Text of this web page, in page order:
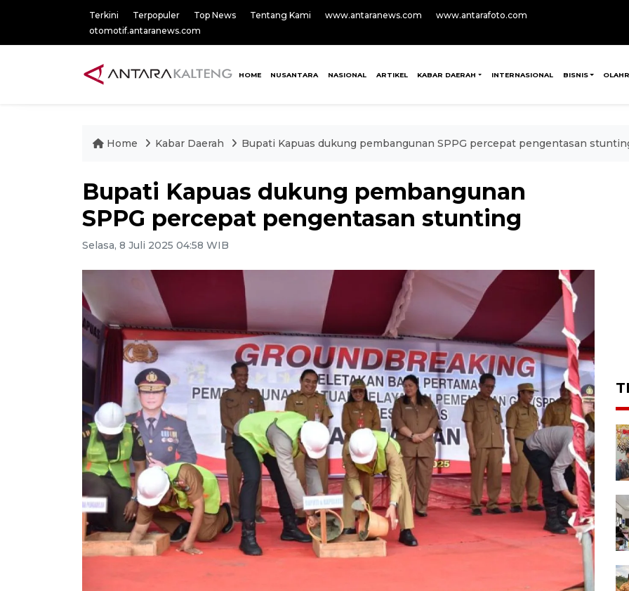
Terkini Terpopuler Top News Tentang Kami www.antaranews.com
www.antarafoto.com
otomotif.antaranews.com
HOME NUSANTARA NASIONAL ARTIKEL KABAR DAERAH INTERNASIONAL BISNIS
Home Kabar Daerah Bupati Kapuas dukung pembangunan SPPG percepat pengentasan
Bupati Kapuas dukung pembangunan
SPPG percepat pengentasan stunting
Selasa, 8 Juli 2025 04:58 WIB